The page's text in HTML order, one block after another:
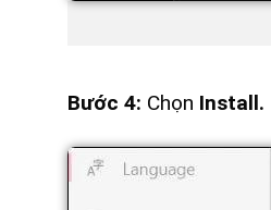
Bước 4: Chọn Install.